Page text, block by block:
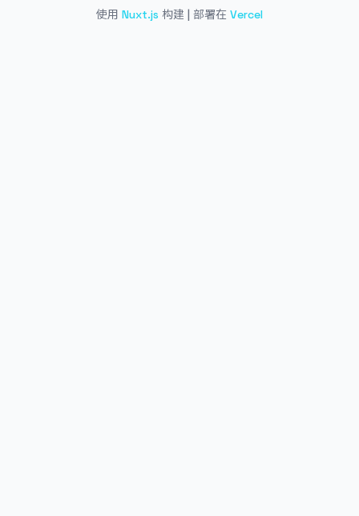
使用 Nuxt.js 构建 | 部署在 Vercel